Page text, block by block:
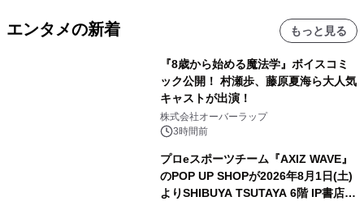
エンタメの新着 もっと見る
『8歳から始める魔法学』ボイスコミ
ック公開！ 村瀬歩、藤原夏海ら大人気
キャストが出演！
株式会社オーバーラップ
3時間前
プロeスポーツチーム『AXIZ WAVE』
のPOP UP SHOPが2026年8月1日(土)
よりSHIBUYA TSUTAYA 6階 IP書店で